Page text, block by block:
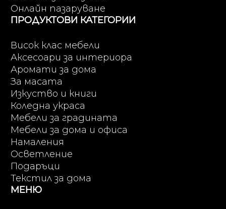
Онлайн пазаруване
ПРОДУКТОВИ КАТЕГОРИИ
Висок клас мебели
Аксесоари за интериора
Аромати за дома
За масата
Изкуство и книги
Коледна украса
Мебели за градината
Мебели за дома и офиса
Намаления
Осветление
Подаръци
Текстил за дома
МЕНЮ